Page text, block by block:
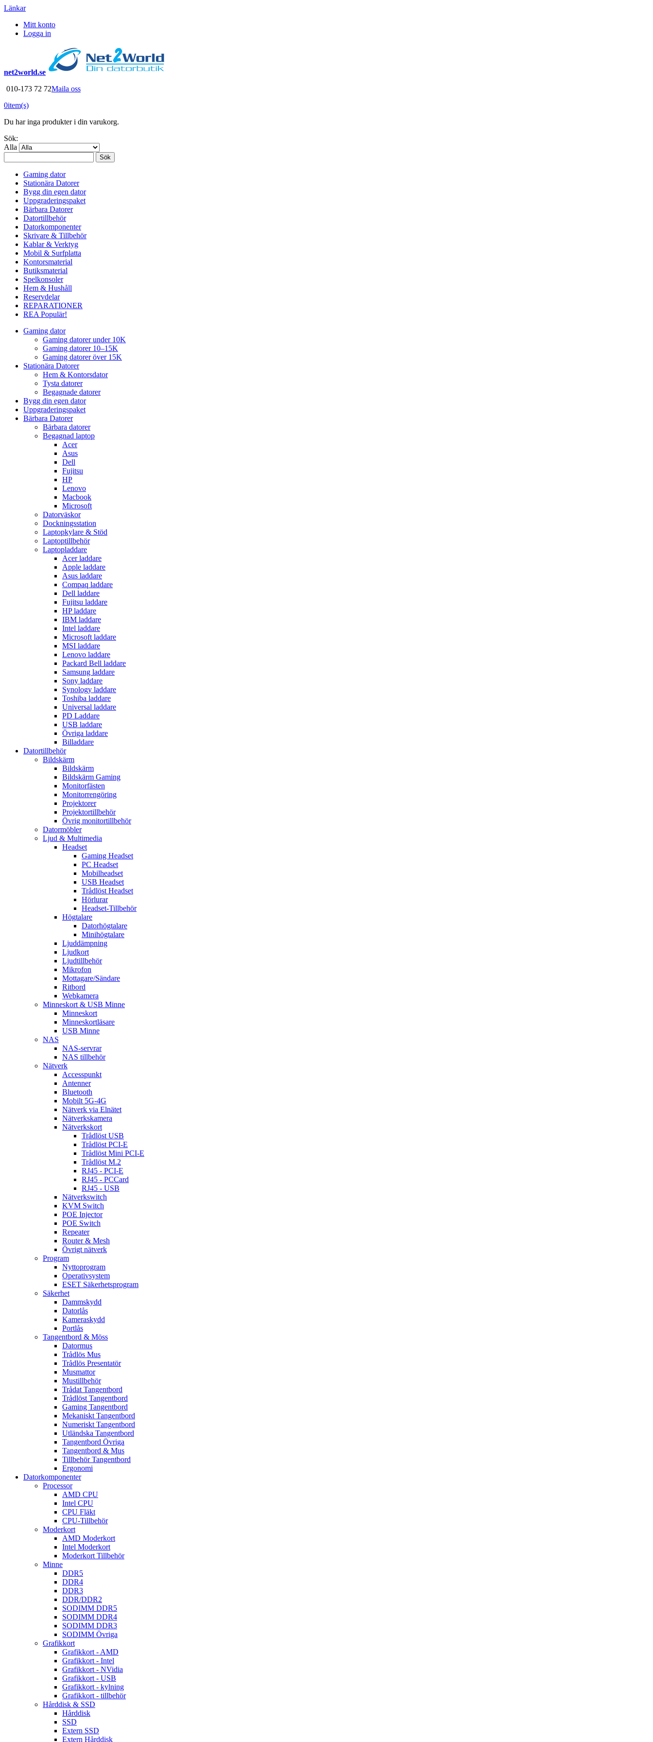
Länkar
Mitt konto
Logga in
net2world.se
010-173 72 72Maila oss
0item(s)
Du har inga produkter i din varukorg.
Sök:
Alla
Sök
Gaming dator
Stationära Datorer
Bygg din egen dator
Uppgraderingspaket
Bärbara Datorer
Datortillbehör
Datorkomponenter
Skrivare & Tillbehör
Kablar & Verktyg
Mobil & Surfplatta
Kontorsmaterial
Butiksmaterial
Spelkonsoler
Hem & Hushåll
Reservdelar
REPARATIONER
REA Populär!
Gaming dator
Gaming datorer under 10K
Gaming datorer 10–15K
Gaming datorer över 15K
Stationära Datorer
Hem & Kontorsdator
Tysta datorer
Begagnade datorer
Bygg din egen dator
Uppgraderingspaket
Bärbara Datorer
Bärbara datorer
Begagnad laptop
Acer
Asus
Dell
Fujitsu
HP
Lenovo
Macbook
Microsoft
Datorväskor
Dockningsstation
Laptopkylare & Stöd
Laptoptillbehör
Laptopladdare
Acer laddare
Apple laddare
Asus laddare
Compaq laddare
Dell laddare
Fujitsu laddare
HP laddare
IBM laddare
Intel laddare
Microsoft laddare
MSI laddare
Lenovo laddare
Packard Bell laddare
Samsung laddare
Sony laddare
Synology laddare
Toshiba laddare
Universal laddare
PD Laddare
USB laddare
Övriga laddare
Billaddare
Datortillbehör
Bildskärm
Bildskärm
Bildskärm Gaming
Monitorfästen
Monitorrengöring
Projektorer
Projektortillbehör
Övrig monitortillbehör
Datormöbler
Ljud & Multimedia
Headset
Gaming Headset
PC Headset
Mobilheadset
USB Headset
Trådlöst Headset
Hörlurar
Headset-Tillbehör
Högtalare
Datorhögtalare
Minihögtalare
Ljuddämpning
Ljudkort
Ljudtillbehör
Mikrofon
Mottagare/Sändare
Ritbord
Webkamera
Minneskort & USB Minne
Minneskort
Minneskortläsare
USB Minne
NAS
NAS-servrar
NAS tillbehör
Nätverk
Accesspunkt
Antenner
Bluetooth
Mobilt 5G-4G
Nätverk via Elnätet
Nätverkskamera
Nätverkskort
Trådlöst USB
Trådlöst PCI-E
Trådlöst Mini PCI-E
Trådlöst M.2
RJ45 - PCI-E
RJ45 - PCCard
RJ45 - USB
Nätverkswitch
KVM Switch
POE Injector
POE Switch
Repeater
Router & Mesh
Övrigt nätverk
Program
Nyttoprogram
Operativsystem
ESET Säkerhetsprogram
Säkerhet
Dammskydd
Datorlås
Kameraskydd
Portlås
Tangentbord & Möss
Datormus
Trådlös Mus
Trådlös Presentatör
Musmattor
Mustillbehör
Trådat Tangentbord
Trådlöst Tangentbord
Gaming Tangentbord
Mekaniskt Tangentbord
Numeriskt Tangentbord
Utländska Tangentbord
Tangentbord Övriga
Tangentbord & Mus
Tillbehör Tangentbord
Ergonomi
Datorkomponenter
Processor
AMD CPU
Intel CPU
CPU Fläkt
CPU-Tillbehör
Moderkort
AMD Moderkort
Intel Moderkort
Moderkort Tillbehör
Minne
DDR5
DDR4
DDR3
DDR/DDR2
SODIMM DDR5
SODIMM DDR4
SODIMM DDR3
SODIMM Övriga
Grafikkort
Grafikkort - AMD
Grafikkort - Intel
Grafikkort - NVidia
Grafikkort - USB
Grafikkort - kylning
Grafikkort - tillbehör
Hårddisk & SSD
Hårddisk
SSD
Extern SSD
Extern Hårddisk